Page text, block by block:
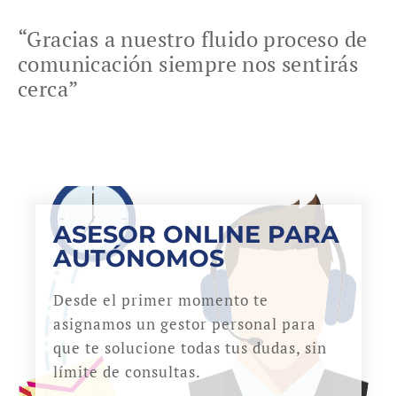
“Gracias a nuestro fluido proceso de
comunicación siempre nos sentirás
cerca”
ASESOR ONLINE PARA
AUTÓNOMOS
Desde el primer momento te
asignamos un gestor personal para
que te solucione todas tus dudas, sin
límite de consultas.